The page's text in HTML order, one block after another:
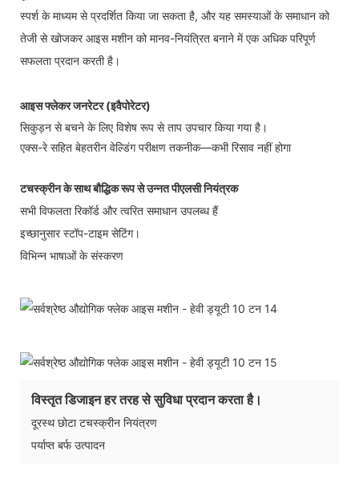
स्पर्श के माध्यम से प्रदर्शित किया जा सकता है, और यह समस्याओं के समाधान को
तेजी से खोजकर आइस मशीन को मानव-नियंत्रित बनाने में एक अधिक परिपूर्ण
सफलता प्रदान करती है।
आइस फ्लेकर जनरेटर (इवैपोरेटर)
सिकुड़न से बचने के लिए विशेष रूप से ताप उपचार किया गया है।
एक्स-रे सहित बेहतरीन वेल्डिंग परीक्षण तकनीक—कभी रिसाव नहीं होगा
टचस्क्रीन के साथ बौद्धिक रूप से उन्नत पीएलसी नियंत्रक
सभी विफलता रिकॉर्ड और त्वरित समाधान उपलब्ध हैं
इच्छानुसार स्टॉप-टाइम सेटिंग।
विभिन्न भाषाओं के संस्करण
विस्तृत डिजाइन हर तरह से सुविधा प्रदान करता है।
दूरस्थ छोटा टचस्क्रीन नियंत्रण
पर्याप्त बर्फ उत्पादन